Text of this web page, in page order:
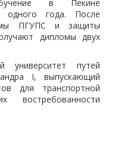
в Пекине
одного года. После
ПГУПС и защиты
дипломы двух
университет путей
I, выпускающий
для транспортной